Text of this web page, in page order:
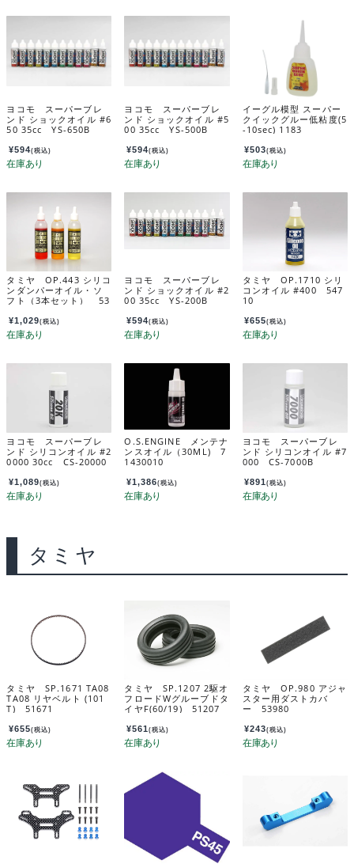
ヨコモ スーパーブレ
ンド ショックオイル #6
50 35cc YS-650B
¥594(税込)
ヨコモ スーパーブレ
ンド ショックオイル #5
00 35cc YS-500B
¥594(税込)
イーグル模型 スーパー
クイックグルー低粘度(5
-10sec) 1183
¥503(税込)
タミヤ OP.443 シリコ
ンダンパーオイル・ソ
フト（3本セット） 53
¥1,029(税込)
ヨコモ スーパーブレ
ンド ショックオイル #2
00 35cc YS-200B
¥594(税込)
タミヤ OP.1710 シリ
コンオイル #400 547
10
¥655(税込)
ヨコモ スーパーブレ
ンド シリコンオイル #2
0000 30cc CS-20000
¥1,089(税込)
O.S.ENGINE メンテナ
ンスオイル（30ML) 7
1430010
¥1,386(税込)
ヨコモ スーパーブレ
ンド シリコンオイル #7
000 CS-7000B
¥891(税込)
タミヤ
タミヤ SP.1671 TA08
TA08 リヤベルト (101
T) 51671
¥655(税込)
タミヤ SP.1207 2駆オ
フロードWグルーブドタ
イヤF(60/19) 51207
¥561(税込)
タミヤ OP.980 アジャ
スター用ダストカバ
ー 53980
¥243(税込)